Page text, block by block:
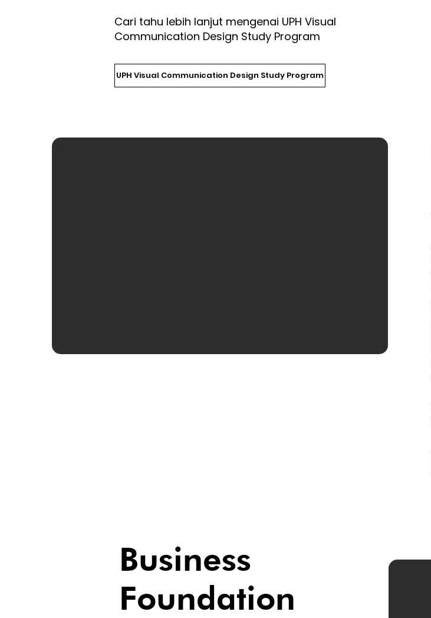
Cari tahu lebih lanjut mengenai UPH Visual
Communication Design Study Program
UPH Visual Communication Design Study Program
Business
Foundation